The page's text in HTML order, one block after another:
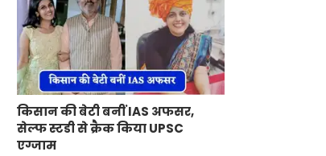
किसान की बेटी बनीं IAS अफसर,
सेल्फ स्टडी से क्रैक किया UPSC
एग्जाम ​​​​​​​